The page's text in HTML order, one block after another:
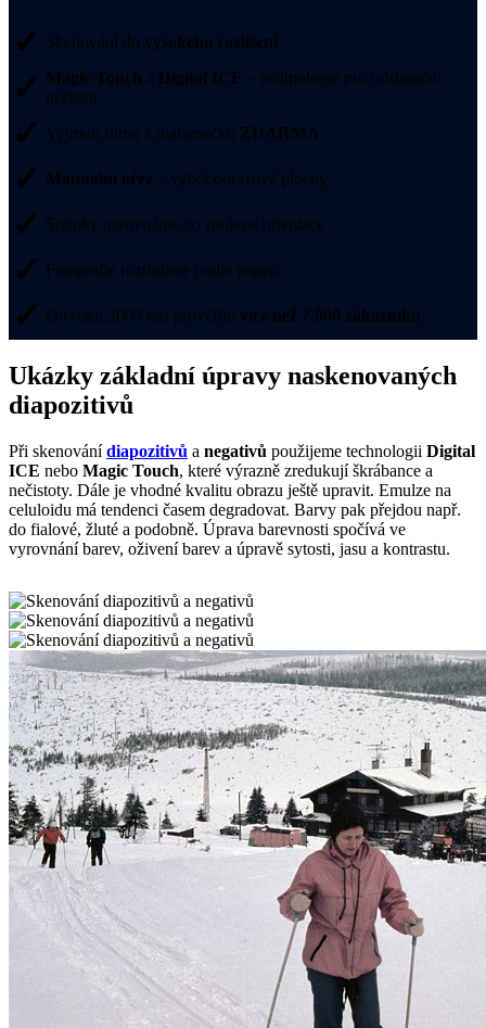
✓ Skenování do vysokého rozlišení
✓ Magic Touch a Digital ICE – technologie pro odstranění
nečistot
✓ Vyjmutí filmu z diarámečku ZDARMA
✓ Manuální ořez – výběr obrazové plochy
✓ Snímky narovnáme do správné orientace
✓ Fotografie roztřídíme podle popisů
✓ Od roku 2008 nás prověřilo více než 7.000 zákazníků
Ukázky základní úpravy naskenovaných
diapozitivů
Při skenovánídiapozitivů a negativů použijeme technologii Digital
ICE nebo Magic Touch, které výrazně zredukují škrábance a
nečistoty. Dále je vhodné kvalitu obrazu ještě upravit. Emulze na
celuloidu má tendenci časem degradovat. Barvy pak přejdou např.
do fialové, žluté a podobně. Úprava barevnosti spočívá ve
vyrovnání barev, oživení barev a úpravě sytosti, jasu a kontrastu.